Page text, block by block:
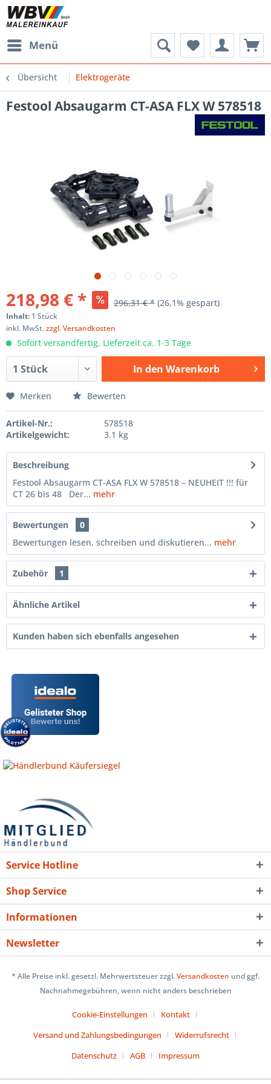
Menü
Übersicht Elektrogeräte
Festool Absaugarm CT-ASA FLX W 578518
218,98 € * 296,31 € * (26,1% gespart)
Inhalt: 1 Stück
inkl. MwSt.zzgl. Versandkosten
Sofort versandfertig, Lieferzeit ca. 1-3 Tage
In den Warenkorb
Merken Bewerten
Artikel-Nr.:
578518
Artikelgewicht:
3.1 kg
Beschreibung
Festool Absaugarm CT-ASA FLX W 578518 – NEUHEIT !!! für
CT 26 bis 48 Der... mehr
Bewertungen
0
Bewertungen lesen, schreiben und diskutieren... mehr
Zubehör 1
Ähnliche Artikel
Kunden haben sich ebenfalls angesehen
Service Hotline
Shop Service
Informationen
Newsletter
* Alle Preise inkl. gesetzl. Mehrwertsteuer zzgl.Versandkosten und ggf.
Nachnahmegebühren, wenn nicht anders beschrieben
Cookie-Einstellungen
Kontakt
Versand und Zahlungsbedingungen
Widerrufsrecht
Datenschutz
AGB Impressum